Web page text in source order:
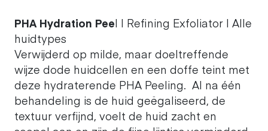
PHA Hydration Peel | Refining Exfoliator | Alle
huidtypes
Verwijderd op milde, maar doeltreffende
wijze dode huidcellen en een doffe teint met
deze hydraterende PHA Peeling. Al na één
behandeling is de huid geëgaliseerd, de
textuur verfijnd, voelt de huid zacht en